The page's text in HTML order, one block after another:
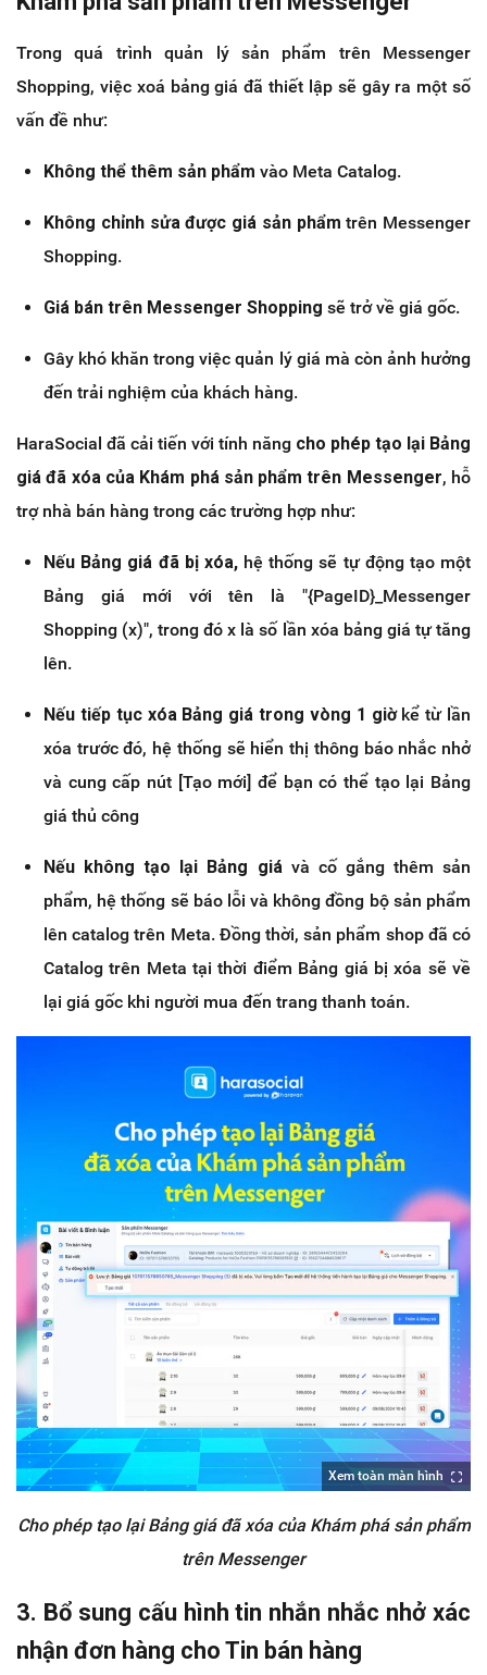
Trong quá trình quản lý sản phẩm trên Messenger
Shopping, việc xoá bảng giá đã thiết lập sẽ gây ra một số
vấn đề như:
Không thể thêm sản phẩm vào Meta Catalog.
Không chỉnh sửa được giá sản phẩmtrên Messenger
Shopping.
Giá bán trên Messenger Shopping sẽ trở về giá gốc.
Gây khó khăn trong việc quản lý giá mà còn ảnh hưởng
đến trải nghiệm của khách hàng.
HaraSocial đã cải tiến với tính năng cho phép tạo lại Bảng
giá đã xóa của Khám phá sản phẩm trên Messenger, hỗ
trợ nhà bán hàng trong các trường hợp như:
Nếu Bảng giá đã bị xóa,hệ thống sẽ tự động tạo một
Bảng giá mới với tên là "{PageID}_Messenger
Shopping (x)", trong đó x là số lần xóa bảng giá tự tăng
lên.
Nếu tiếp tục xóa Bảng giá trong vòng 1 giờ kể từ lần
xóa trước đó, hệ thống sẽ hiển thị thông báo nhắc nhở
và cung cấp nút [Tạo mới] để bạn có thể tạo lại Bảng
giá thủ công
Nếu không tạo lại Bảng giá và cố gắng thêm sản
phẩm, hệ thống sẽ báo lỗi và không đồng bộ sản phẩm
lên catalog trên Meta. Đồng thời, sản phẩm shop đã có
Catalog trên Meta tại thời điểm Bảng giá bị xóa sẽ về
lại giá gốc khi người mua đến trang thanh toán.
Xem toàn màn hình
Cho phép tạo lại Bảng giá đã xóa của Khám phá sản phẩm
trên Messenger
3. Bổ sung cấu hình tin nhắn nhắc nhở xác
nhận đơn hàng cho Tin bán hàng